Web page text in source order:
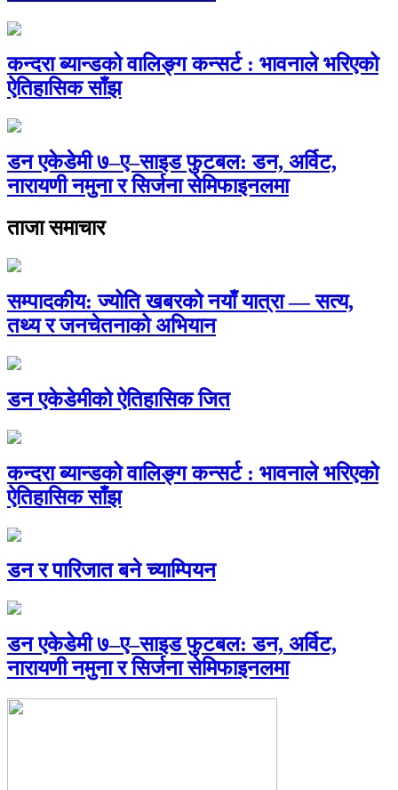
कन्दरा ब्यान्डको वालिङ्ग कन्सर्ट : भावनाले भरिएको
ऐतिहासिक साँझ
डन एकेडेमी ७–ए–साइड फुटबल: डन, अर्विट,
नारायणी नमुना र सिर्जना सेमिफाइनलमा
ताजा समाचार
सम्पादकीय: ज्योति खबरको नयाँ यात्रा — सत्य,
तथ्य र जनचेतनाको अभियान
डन एकेडेमीको ऐतिहासिक जित
कन्दरा ब्यान्डको वालिङ्ग कन्सर्ट : भावनाले भरिएको
ऐतिहासिक साँझ
डन र पारिजात बने च्याम्पियन
डन एकेडेमी ७–ए–साइड फुटबल: डन, अर्विट,
नारायणी नमुना र सिर्जना सेमिफाइनलमा